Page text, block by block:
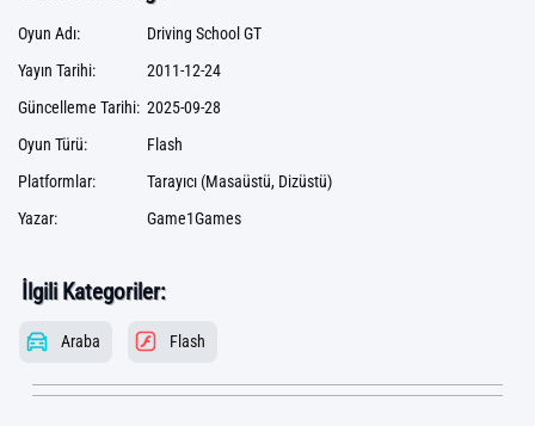
Oyun Adı:
Driving School GT
Yayın Tarihi:
2011-12-24
Güncelleme Tarihi: 2025-09-28
Oyun Türü:
Flash
Platformlar:
Tarayıcı (Masaüstü, Dizüstü)
Yazar:
Game1Games
İlgili Kategoriler:
Araba Flash